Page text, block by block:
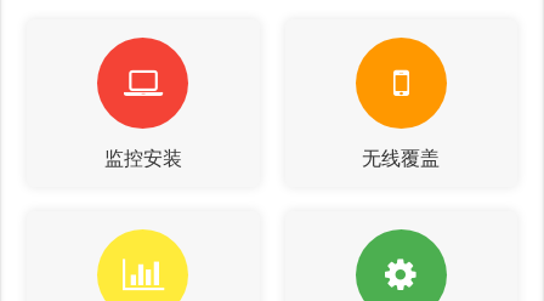
监控安装 无线覆盖